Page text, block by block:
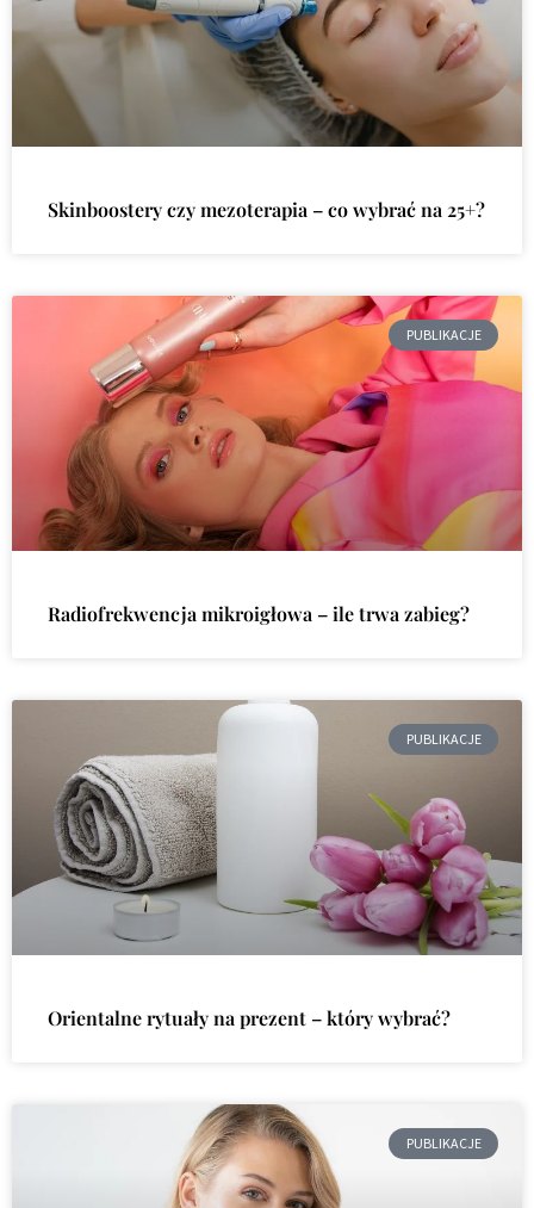
Skinboostery czy mezoterapia – co wybrać na 25+?
PUBLIKACJE
Radiofrekwencja mikroigłowa – ile trwa zabieg?
PUBLIKACJE
Orientalne rytuały na prezent – który wybrać?
PUBLIKACJE